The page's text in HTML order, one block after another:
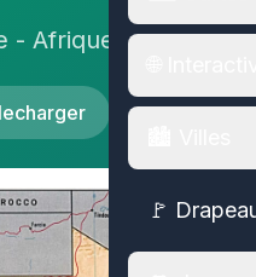
🚩
- Afrique